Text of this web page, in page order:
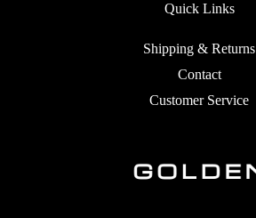
Quick Links
Shipping & Returns
Contact
Customer Service